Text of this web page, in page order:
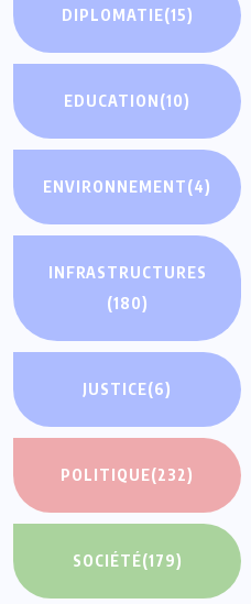
DIPLOMATIE(15)
EDUCATION(10)
ENVIRONNEMENT(4)
INFRASTRUCTURES
(180)
JUSTICE(6)
POLITIQUE(232)
SOCIÉTÉ(179)